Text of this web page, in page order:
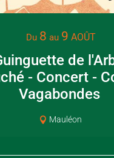
Du 8 au 9 AOÛT
de
- Concert -
Vagabondes
Mauléon